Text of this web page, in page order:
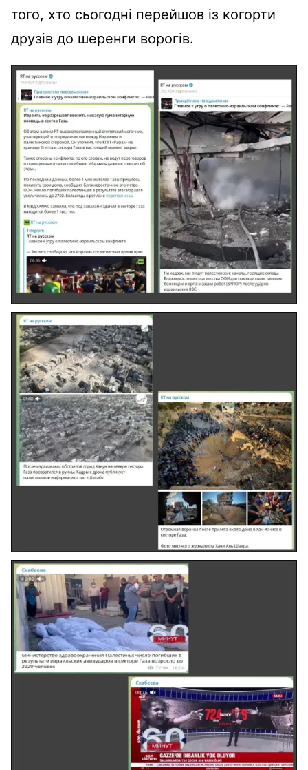
того, хто сьогодні перейшов із когорти
друзів до шеренги ворогів.